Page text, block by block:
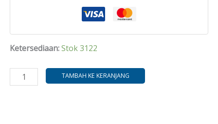
Ketersediaan:Stok 3122
TAMBAH KE KERANJANG